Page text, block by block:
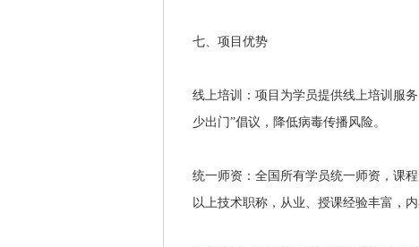
七、项目优势
线上培训：项目为学员提供线上培训服
少出门”倡议，降低病毒传播风险。
统一师资：全国所有学员统一师资，课
以上技术职称，从业、授课经验丰富，